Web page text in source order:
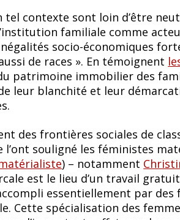
tel contexte sont loin d’être
familiale comme
socio-économiques
de races ». En témoignent
patrimoine immobilier des
leur blanchité et leur
des frontières sociales de
l’ont souligné les féministes
) – notamment
est le lieu d’un travail
essentiellement par
Cette spécialisation des